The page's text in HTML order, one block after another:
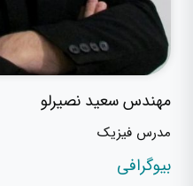
مهندس سعید نصیرلو
مدرس فیزیک
بیوگرافی